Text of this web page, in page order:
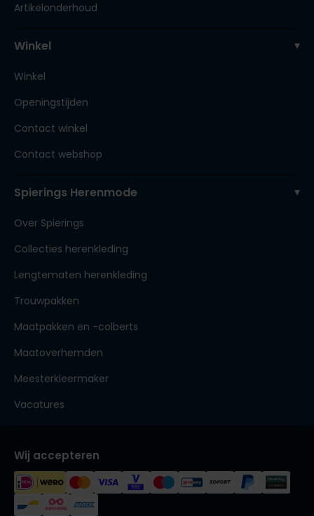
Artikelonderhoud
Winkel
Winkel
Openingstijden
Contact winkel
Contact webshop
Spierings Herenmode
Over Spierings
Collecties herenkleding
Lengtematen herenkleding
Trouwpakken
Maatpakken en -colberts
Maatoverhemden
Meesterkleermaker
Vacatures
Wij accepteren